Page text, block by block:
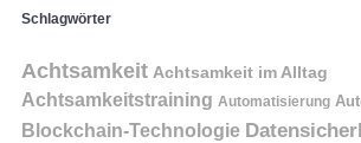
Schlagwörter
Achtsamkeit Achtsamkeit im Alltag
Achtsamkeitstraining Automatisierung
Blockchain-Technologie